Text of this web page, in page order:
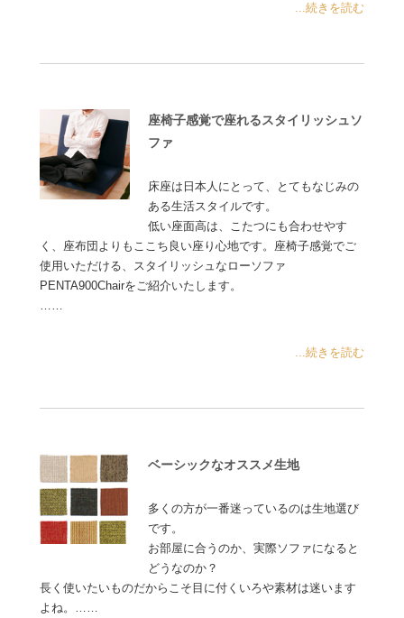
...続きを読む
座椅子感覚で座れるスタイリッシュソ
ファ
床座は日本人にとって、とてもなじみの
ある生活スタイルです。
低い座面高は、こたつにも合わせやす
く、座布団よりもここち良い座り心地です。座椅子感覚でご
使用いただける、スタイリッシュなローソファ
PENTA900Chairをご紹介いたします。
……
...続きを読む
ベーシックなオススメ生地
多くの方が一番迷っているのは生地選び
です。
お部屋に合うのか、実際ソファになると
どうなのか？
長く使いたいものだからこそ目に付くいろや素材は迷います
よね。……